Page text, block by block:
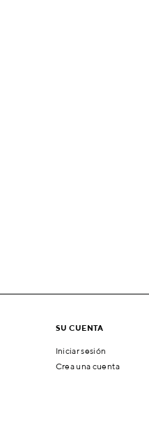
SU CUENTA
Iniciar sesión
Crea una cuenta